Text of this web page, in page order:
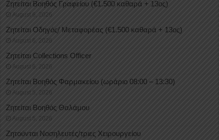
Ζητείται Βοηθός Γραφείου (€1.500 καθαρά + 13ος)
August 6, 2026
Ζητείται Οδηγός/ Μεταφορέας (€1.500 καθαρά + 13ος)
August 6, 2026
Ζητείται Collections Officer
August 6, 2026
Ζητείται Βοηθός Φαρμακείου (ωράριο 08:00 – 13:30)
August 5, 2026
Ζητείται Βοηθός Θαλάμου
August 5, 2026
Ζητούνται Νοσηλευτές/τριες Χειρουργείου